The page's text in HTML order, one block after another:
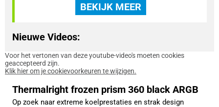
BEKIJK MEER
Nieuwe Videos:
Voor het vertonen van deze youtube-video's moeten cookies
geaccepteerd zijn.
Klik hier om je cookievoorkeuren te wijzigen.
Thermalright frozen prism 360 black ARGB
Op zoek naar extreme koelprestaties en strak design